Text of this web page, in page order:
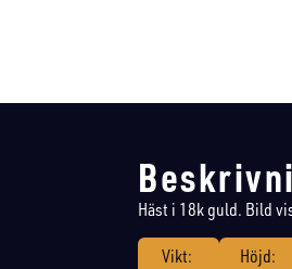
Häst i 18k guld. Bild
Vikt:
Höjd: